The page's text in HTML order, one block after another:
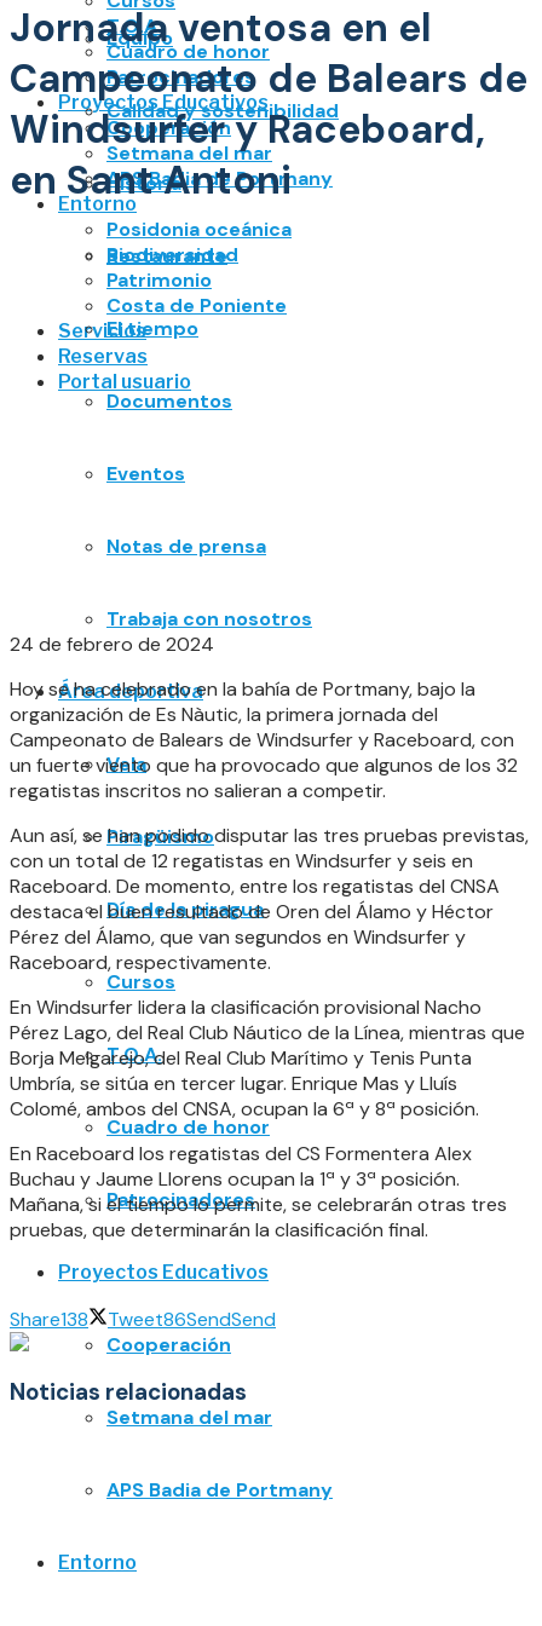
T.O.A.
Cuadro de honor
Patrocinadores
Proyectos Educativos
Cooperación
Setmana del mar
APS Badia de Portmany
Entorno
Posidonia oceánica
Biodiversidad
Patrimonio
Costa de Poniente
Servicios
Reservas
Portal usuario
Equipo
Calidad y sostenibilidad
Historia
Restaurante
El tiempo
Documentos
Eventos
Notas de prensa
Trabaja con nosotros
Área deportiva
Vela
Piragüismo
Día de la piragua
Cursos
T.O.A.
Cuadro de honor
Patrocinadores
Proyectos Educativos
Cooperación
Setmana del mar
APS Badia de Portmany
Entorno
Jornada ventosa en el
Campeonato de Balears de
Windsurfer y Raceboard,
en Sant Antoni
24 de febrero de 2024
Hoy se ha celebrado en la bahía de Portmany, bajo la
organización de Es Nàutic, la primera jornada del
Campeonato de Balears de Windsurfer y Raceboard, con
un fuerte viento que ha provocado que algunos de los 32
regatistas inscritos no salieran a competir.
Aun así, se han podido disputar las tres pruebas previstas,
con un total de 12 regatistas en Windsurfer y seis en
Raceboard. De momento, entre los regatistas del CNSA
destaca el buen resultado de Oren del Álamo y Héctor
Pérez del Álamo, que van segundos en Windsurfer y
Raceboard, respectivamente.
En Windsurfer lidera la clasificación provisional Nacho
Pérez Lago, del Real Club Náutico de la Línea, mientras que
Borja Melgarejo, del Real Club Marítimo y Tenis Punta
Umbría, se sitúa en tercer lugar. Enrique Mas y Lluís
Colomé, ambos del CNSA, ocupan la 6ª y 8ª posición.
En Raceboard los regatistas del CS Formentera Alex
Buchau y Jaume Llorens ocupan la 1ª y 3ª posición.
Mañana, si el tiempo lo permite, se celebrarán otras tres
pruebas, que determinarán la clasificación final.
Share138 Tweet86SendSend
Noticias relacionadas